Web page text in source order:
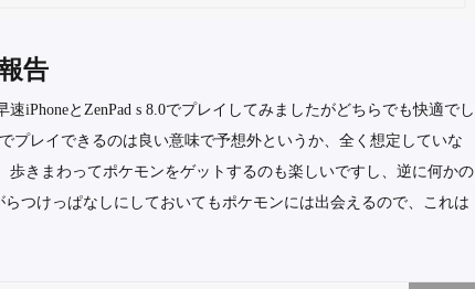
告
速iPhoneとZenPad s 8.0でプレイしてみましたがどちらでも快適でし
プレイできるのは良い意味で予想外というか、全く想定していな
歩きまわってポケモンをゲットするのも楽しいですし、逆に何かの
つけっぱなしにしておいてもポケモンには出会えるので、これは